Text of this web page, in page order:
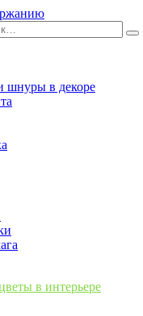
шнуры в декоре
в интерьере